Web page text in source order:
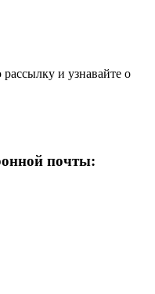
и узнавайте о
почты: